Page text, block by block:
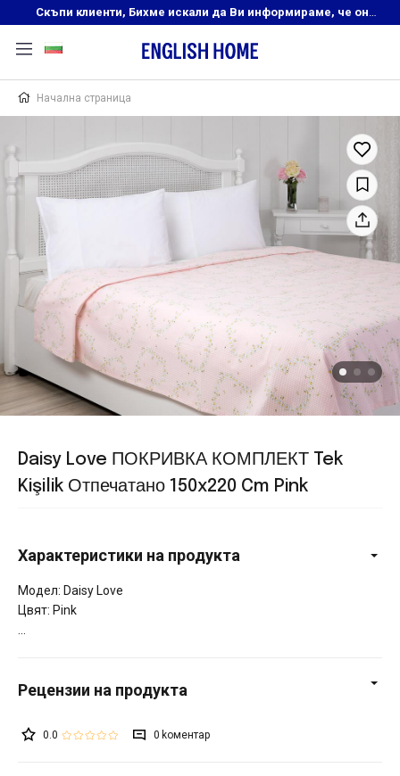
Скъпи клиенти, Бихме искали да Ви информираме, че онлайн магазинът на English Home преустановява своята дейност. Прекрасният ни и усмихнат екип ,Ви очаква в нашите физически магазини, където ще откриете любимите си продукти! Благодарим Ви, че сте част от семейството на Еnglish Home!
Начална страница
Daisy Love ПОКРИВКА КОМПЛЕКТ Tek
Kişilik Отпечатано 150x220 Cm Pink
Характеристики на продукта
Модел: Daisy Love
Цвят: Pink
0.0 0